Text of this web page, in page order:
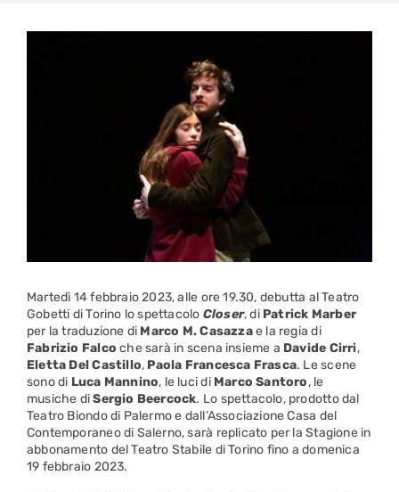
Martedì 14 febbraio 2023, alle ore 19.30, debutta al Teatro
Gobetti di Torino lo spettacolo Closer, di Patrick Marber
per la traduzione di Marco M. Casazzae la regia di
Fabrizio Falco che sarà in scena insieme a Davide Cirri,
Eletta Del Castillo, Paola Francesca Frasca. Le scene
sono di Luca Mannino, le luci di Marco Santoro, le
musiche diSergio Beercock. Lo spettacolo, prodotto dal
Teatro Biondo di Palermo e dall’Associazione Casa del
Contemporaneo di Salerno, sarà replicato per la Stagione in
abbonamento del Teatro Stabile di Torino fino a domenica
19 febbraio 2023.